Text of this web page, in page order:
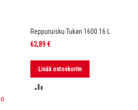
Reppuruisku Tukan 1600 16 L
62,89 €
Lisää ostoskoriin